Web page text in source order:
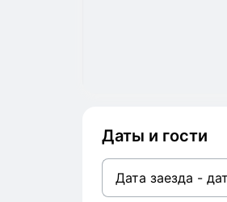
Даты и гости
Дата заезда -